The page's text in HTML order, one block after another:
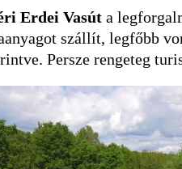
Erdei Vasút a
szállít, legfőbb
Persze rengeteg